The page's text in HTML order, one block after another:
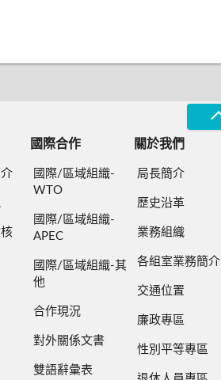
國際合作
國際/區域組織-
WTO
國際/區域組織-
APEC
國際/區域組織-其
他
合作現況
對外關係文書
雙語辭彙表
關於我們
局長簡介
歷史沿革
業務組織
各組室業務簡介
交通位置
廉政專區
性別平等專區